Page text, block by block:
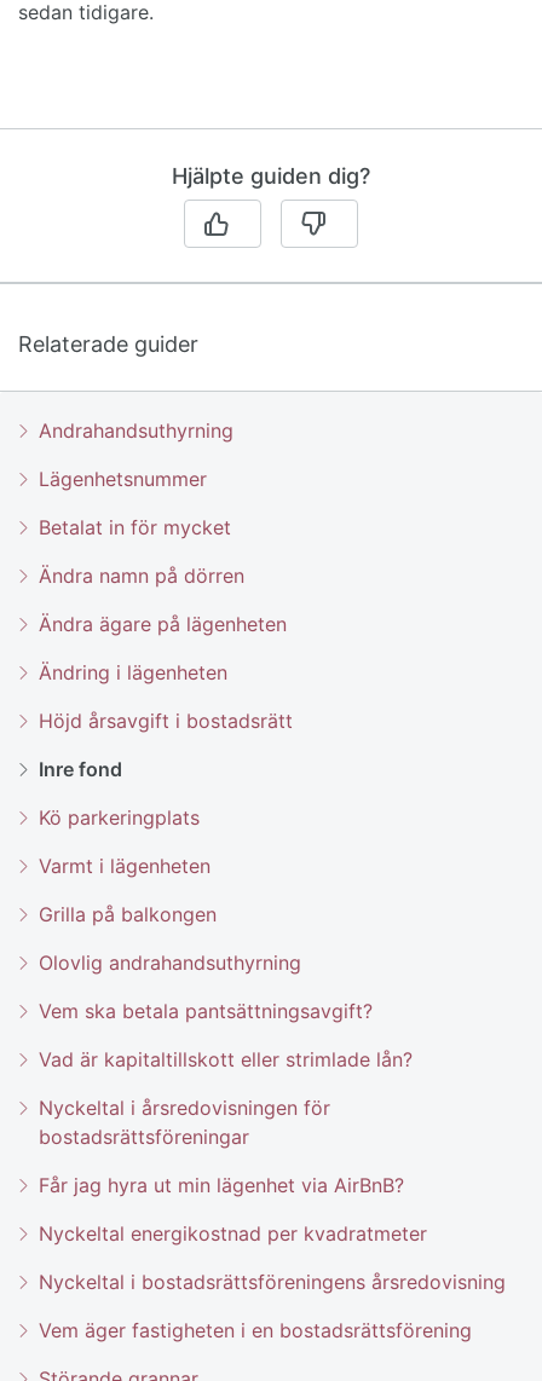
sedan tidigare.
Hjälpte guiden dig?
Relaterade guider
Andrahandsuthyrning
Lägenhetsnummer
Betalat in för mycket
Ändra namn på dörren
Ändra ägare på lägenheten
Ändring i lägenheten
Höjd årsavgift i bostadsrätt
Inre fond
Kö parkeringplats
Varmt i lägenheten
Grilla på balkongen
Olovlig andrahandsuthyrning
Vem ska betala pantsättningsavgift?
Vad är kapitaltillskott eller strimlade lån?
Nyckeltal i årsredovisningen för
bostadsrättsföreningar
Får jag hyra ut min lägenhet via AirBnB?
Nyckeltal energikostnad per kvadratmeter
Nyckeltal i bostadsrättsföreningens årsredovisning
Vem äger fastigheten i en bostadsrättsförening